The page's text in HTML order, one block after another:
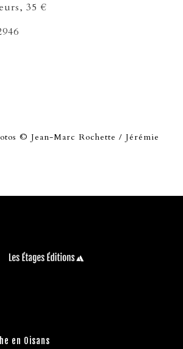
35 €
© Jean-Marc Rochette / Jérémie
en Oisans